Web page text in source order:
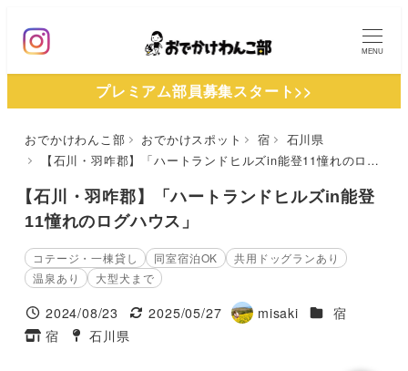
ン
MENU
プレミアム部員募集スタート>>
おでかけわんこ部 おでかけスポット 宿
石川県
【石川・羽咋郡】「ハートランドヒルズin能登11憧れのログハウス」
【石川・羽咋郡】「ハートランドヒルズin能登
11憧れのログハウス」
コテージ・一棟貸し 同室宿泊OK
共用ドッグランあり
温泉あり
大型犬まで
投稿日
2024/08/23
更新日
2025/05/27
著
misaki 施設ジャンル
宿
タグ
宿
タグ
石川県